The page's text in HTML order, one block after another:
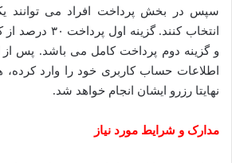
سپس در بخش پرداخت افراد می‌ توانند
انتخاب کنند.
و گزینه دوم پرداخت کامل می باشد. پس از
اطلاعات حساب کاربری خود را وارد کرده،
نهایتا رزرو ایشان انجام خواهد شد.
مدارک و شرایط مورد نیاز